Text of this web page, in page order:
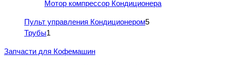
Мотор компрессор Кондиционера
Пульт управления Кондиционером5
Трубы1
Запчасти для Кофемашин